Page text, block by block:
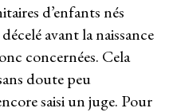
d’enfants nés
avant la naissance
concernées. Cela
doute peu
saisi un juge. Pour